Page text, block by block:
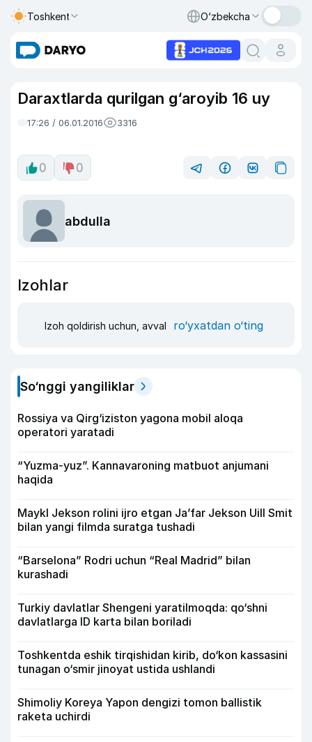
Toshkent O‘zbekcha
Daraxtlarda qurilgan g‘aroyib 16 uy
17:26 / 06.01.2016 3316
0 0
abdulla
Izohlar
Izoh qoldirish uchun, avval ro‘yxatdan o‘ting
So‘nggi yangiliklar
Rossiya va Qirg‘iziston yagona mobil aloqa
operatori yaratadi
“Yuzma-yuz”. Kannavaroning matbuot anjumani
haqida
Maykl Jekson rolini ijro etgan Ja’far Jekson Uill Smit
bilan yangi filmda suratga tushadi
“Barselona” Rodri uchun “Real Madrid” bilan
kurashadi
Turkiy davlatlar Shengeni yaratilmoqda: qo‘shni
davlatlarga ID karta bilan boriladi
Toshkentda eshik tirqishidan kirib, do‘kon kassasini
tunagan o‘smir jinoyat ustida ushlandi
Shimoliy Koreya Yapon dengizi tomon ballistik
raketa uchirdi